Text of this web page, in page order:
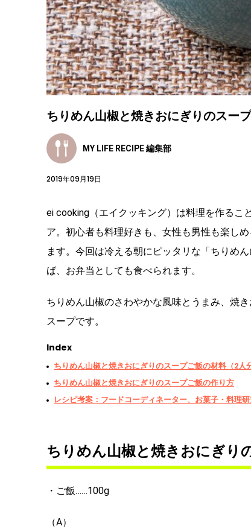
ちりめん山椒と焼きおにぎりのスー
MY LIFE RECIPE 編集部
2019年09月19日
ei cooking（エイクッキング）は料理を作るこ
ア。初心者も料理好きも、女性も男性も楽し
ます。今回は冷える朝にピッタリな「ちりめ
ば、お弁当としても食べられます。
ちりめん山椒のさわやかな風味とうまみ、焼
スープです。
Index
ちりめん山椒と焼きおにぎりのスープご飯の材料（2人
ちりめん山椒と焼きおにぎりのスープご飯の作り方
レシピ考案：フードコーディネーター、お菓子・料理
ちりめん山椒と焼きおにぎり
・ご飯……100g
（A）